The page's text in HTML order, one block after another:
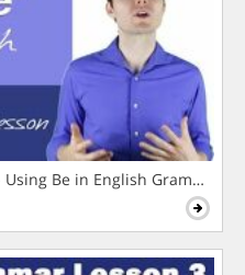
Be in English Grammar